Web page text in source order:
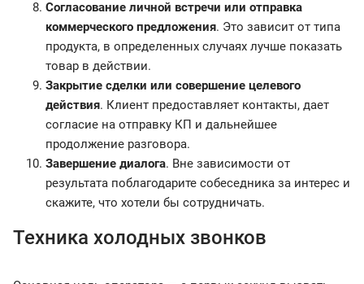
Согласование личной встречи или отправка
коммерческого предложения. Это зависит от типа
продукта, в определенных случаях лучше показать
товар в действии.
Закрытие сделки или совершение целевого
действия. Клиент предоставляет контакты, дает
согласие на отправку КП и дальнейшее
продолжение разговора.
Завершение диалога. Вне зависимости от
результата поблагодарите собеседника за интерес и
скажите, что хотели бы сотрудничать.
Техника холодных звонков